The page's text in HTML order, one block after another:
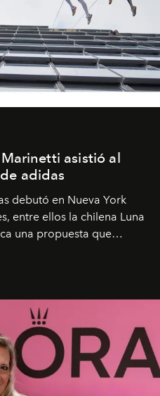
asistió al
adidas
debutó en Nueva York
entre ellos la chilena Luna
una propuesta que